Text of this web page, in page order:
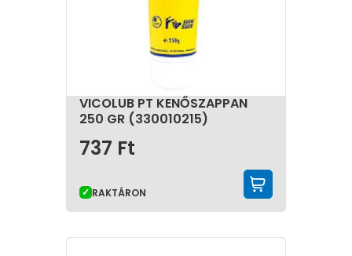
VICOLUB PT KENŐSZAPPAN
250 GR (330010215)
737 Ft
RAKTÁRON